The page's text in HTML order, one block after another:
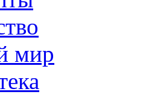
мир